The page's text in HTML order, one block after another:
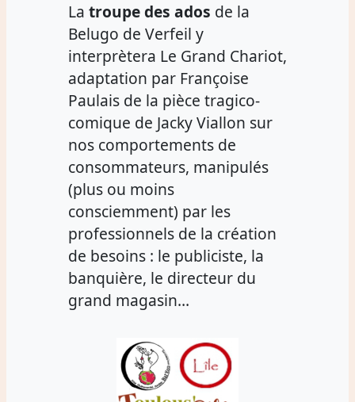
La troupe des ados de la
Belugo de Verfeil y
interprètera Le Grand Chariot,
adaptation par Françoise
Paulais de la pièce tragico-
comique de Jacky Viallon sur
nos comportements de
consommateurs, manipulés
(plus ou moins
consciemment) par les
professionnels de la création
de besoins : le publiciste, la
banquière, le directeur du
grand magasin…